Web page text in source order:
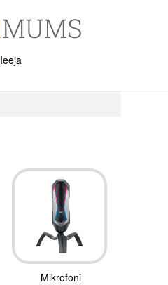
Ieeja
Mikrofoni